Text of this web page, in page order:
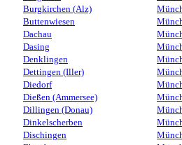
Burgkirchen (Alz)
Buttenwiesen
Dachau
Dasing
Denklingen
Dettingen (Iller)
Diedorf
Dießen (Ammersee)
Dillingen (Donau)
Dinkelscherben
Dischingen